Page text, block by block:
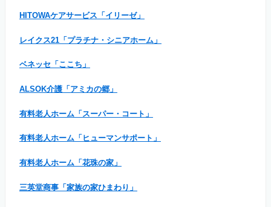
HITOWAケアサービス「イリーゼ」
レイクス21「プラチナ・シニアホーム」
ベネッセ「ここち」
ALSOK介護「アミカの郷」
有料老人ホーム「スーパー・コート」
有料老人ホーム「ヒューマンサポート」
有料老人ホーム「花珠の家」
三英堂商事「家族の家ひまわり」